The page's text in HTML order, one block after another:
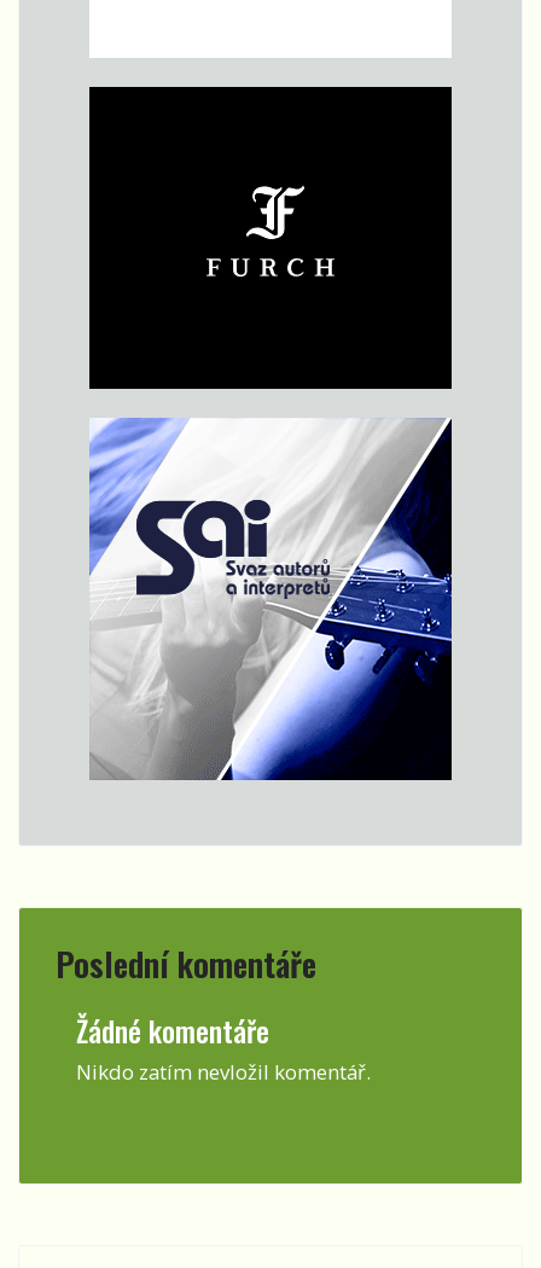
Poslední komentáře
Žádné komentáře
Nikdo zatím nevložil komentář.